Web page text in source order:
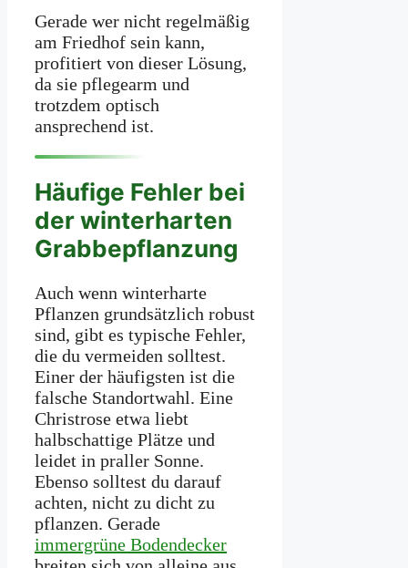
Gerade wer nicht regelmäßig
am Friedhof sein kann,
profitiert von dieser Lösung,
da sie pflegearm und
trotzdem optisch
ansprechend ist.
Häufige Fehler bei
der winterharten
Grabbepflanzung
Auch wenn winterharte
Pflanzen grundsätzlich robust
sind, gibt es typische Fehler,
die du vermeiden solltest.
Einer der häufigsten ist die
falsche Standortwahl. Eine
Christrose etwa liebt
halbschattige Plätze und
leidet in praller Sonne.
Ebenso solltest du darauf
achten, nicht zu dicht zu
pflanzen. Gerade
immergrüne Bodendecker